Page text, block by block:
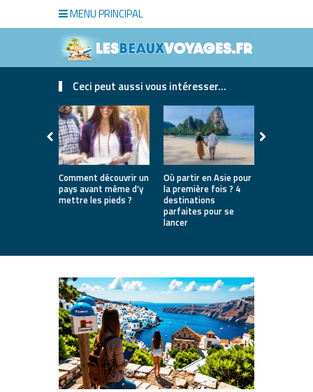
MENU PRINCIPAL
Ceci peut aussi vous intéresser...
Comment découvrir un
pays avant même d’y
mettre les pieds ?
Où partir en Asie pour
la première fois ? 4
destinations
parfaites pour se
lancer